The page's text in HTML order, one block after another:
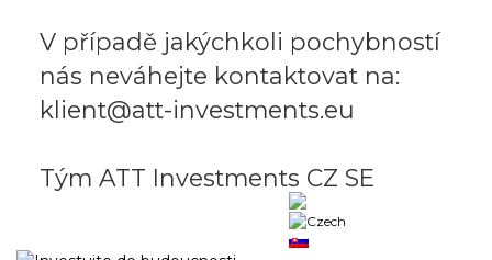
V případě jakýchkoli pochybností
nás neváhejte kontaktovat na:
klient@att-investments.eu
Tým ATT Investments CZ SE